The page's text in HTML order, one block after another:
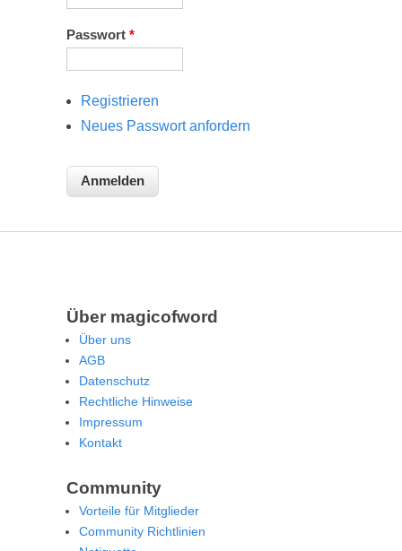
Passwort *
Registrieren
Neues Passwort anfordern
Über magicofword
Über uns
AGB
Datenschutz
Rechtliche Hinweise
Impressum
Kontakt
Community
Vorteile für Mitglieder
Community Richtlinien